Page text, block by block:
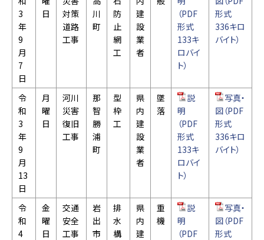
3
年
9
月
7
日
日
対策
道路
工事
川
町
防
止
網
工
建
設
業
者
（PDF
形式
133キ
ロバイ
ト）
形式
336キロ
バイト）
令
和
3
年
9
月
13
日
月
曜
日
河川
災害
復旧
工事
那
智
勝
浦
町
型
枠
工
県
内
建
設
業
者
墜
落
説
明
（PDF
形式
133キ
ロバイ
ト）
写真・
図（PDF
形式
336キロ
バイト）
令
和
4
金
曜
日
交通
安全
工事
岩
出
市
排
水
構
県
内
建
重
機
説
明
（PDF
写真・
図（PDF
形式